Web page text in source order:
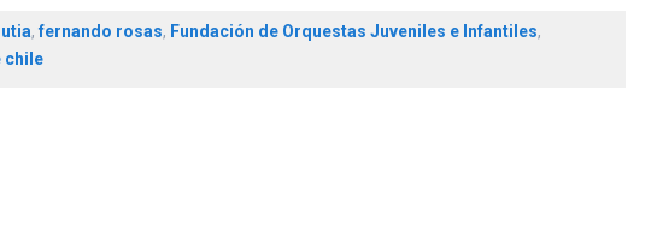
,fernando rosas, Fundación de Orquestas Juveniles e Infantiles,
chile